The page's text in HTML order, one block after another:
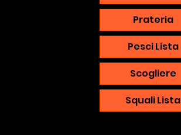
Prateria
Pesci Lista
Scogliere
Squali Lista